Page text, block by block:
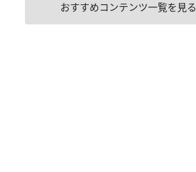
おすすめコンテンツ一覧を見る